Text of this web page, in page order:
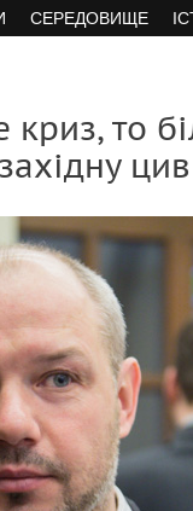
СЕРЕДОВИЩЕ
криз, то